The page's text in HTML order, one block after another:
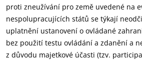
proti zneužívání pro země uvedené na
nespolupracujících států se týkají
uplatnění ustanovení o ovládané
bez použití testu ovládání a zdanění a
z důvodu majetkové účasti (tzv.